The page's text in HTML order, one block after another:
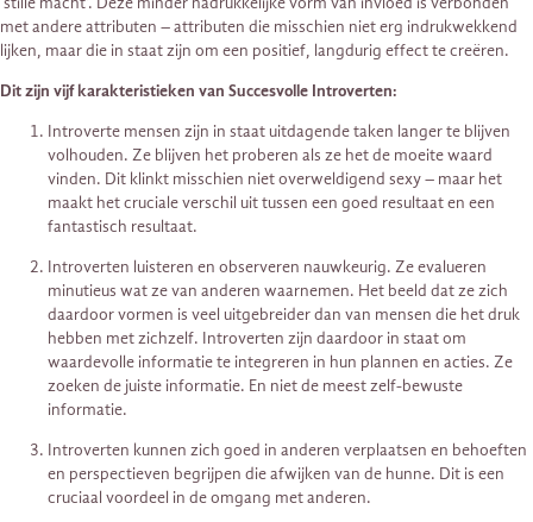
met andere attributen – attributen die misschien niet erg indrukwekkend
lijken, maar die in staat zijn om een positief, langdurig effect te creëren.
Dit zijn vijf karakteristieken van Succesvolle Introverten:
Introverte mensen zijn in staat uitdagende taken langer te blijven
volhouden. Ze blijven het proberen als ze het de moeite waard
vinden. Dit klinkt misschien niet overweldigend sexy – maar het
maakt het cruciale verschil uit tussen een goed resultaat en een
fantastisch resultaat.
Introverten luisteren en observeren nauwkeurig. Ze evalueren
minutieus wat ze van anderen waarnemen. Het beeld dat ze zich
daardoor vormen is veel uitgebreider dan van mensen die het druk
hebben met zichzelf. Introverten zijn daardoor in staat om
waardevolle informatie te integreren in hun plannen en acties. Ze
zoeken de juiste informatie. En niet de meest zelf-bewuste
informatie.
Introverten kunnen zich goed in anderen verplaatsen en behoeften
en perspectieven begrijpen die afwijken van de hunne. Dit is een
cruciaal voordeel in de omgang met anderen.